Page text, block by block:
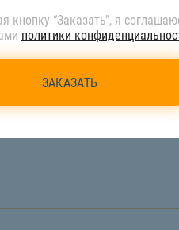
кнопку “Заказать”, я
политики